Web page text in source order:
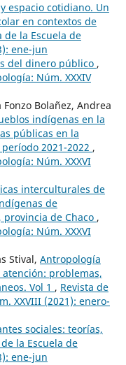
espacio cotidiano. Un
en contextos de
de la Escuela de
ene-jun
del dinero público ,
Núm. XXXIV
Fonzo Bolañez, Andrea
indígenas en la
públicas en la
2021-2022 ,
Núm. XXXVI
interculturales de
de
provincia de Chaco ,
Núm. XXXVI
Stival, Antropología
problemas,
Vol 1 , Revista de
XXVIII (2021): enero-
sociales: teorías,
la Escuela de
ene-jun